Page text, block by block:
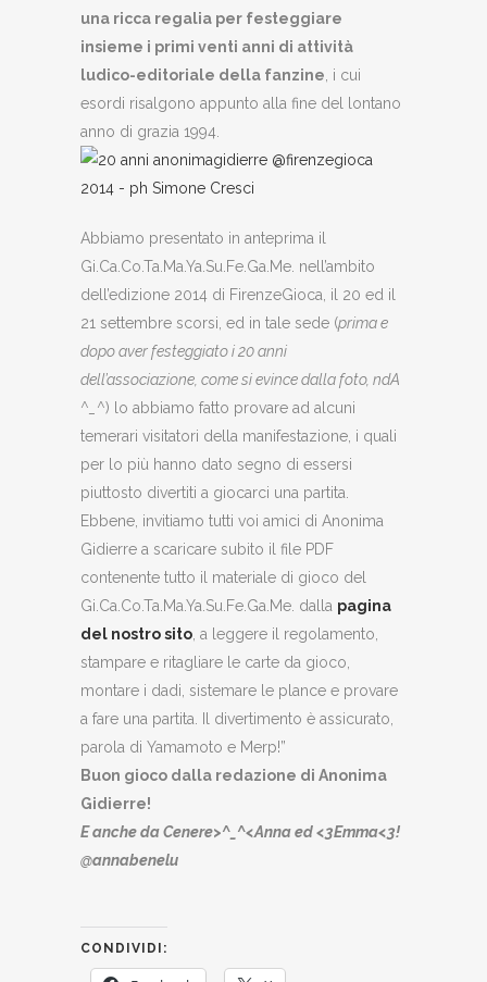
una ricca regalia per festeggiare
insieme i primi venti anni di attività
ludico-editoriale della fanzine , i cui
esordi risalgono appunto alla fine del lontano
anno di grazia 1994.
Abbiamo presentato in anteprima il
Gi.Ca.Co.Ta.Ma.Ya.Su.Fe.Ga.Me. nell’ambito
dell’edizione 2014 di FirenzeGioca, il 20 ed il
21 settembre scorsi, ed in tale sede (prima e
dopo aver festeggiato i 20 anni
dell’associazione, come si evince dalla foto, ndA
^_^) lo abbiamo fatto provare ad alcuni
temerari visitatori della manifestazione, i quali
per lo più hanno dato segno di essersi
piuttosto divertiti a giocarci una partita.
Ebbene, invitiamo tutti voi amici di Anonima
Gidierre a scaricare subito il file PDF
contenente tutto il materiale di gioco del
Gi.Ca.Co.Ta.Ma.Ya.Su.Fe.Ga.Me. dalla pagina
del nostro sito , a leggere il regolamento,
stampare e ritagliare le carte da gioco,
montare i dadi, sistemare le plance e provare
a fare una partita. Il divertimento è assicurato,
parola di Yamamoto e Merp!”
Buon gioco dalla redazione di Anonima
Gidierre!
E anche da Cenere>^_^<Anna ed <3Emma<3!
@annabenelu
CONDIVIDI: